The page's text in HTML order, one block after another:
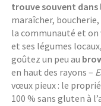
trouve souvent
maraîcher,
la communauté et
et ses légumes
goûtez un peu au
en haut des rayons –
vœux pieux : le
100 % sans gluten à